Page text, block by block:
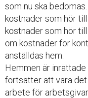
som nu ska
kostnader som hör
kostnader som hör
om kostnader för
anställdas hem.
Hemmen är
fortsätter att vara
arbete för